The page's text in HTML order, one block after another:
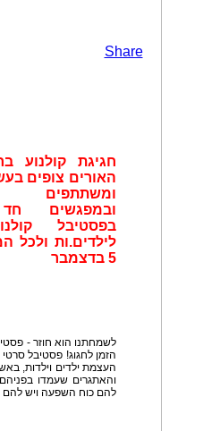
Share
חגיגת קולנוע
האורים צופים
ומשתתפים
ובמפגשים
בפסטיבל
5 בדצמבר
לשמחתנו הוא חוזר -
הזמן לחגוג! פסטיבל
העצמת ילדים וילדות,
והאתגרים שעמדו
להם כוח השפעה ויש להם